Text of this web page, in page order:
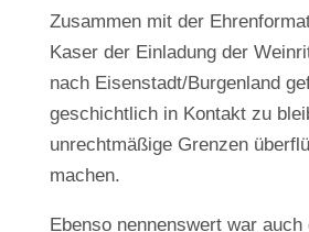
Zusammen mit der
Kaser der Einladung der
nach Eisenstadt/Burgenland
geschichtlich in Kontakt zu
unrechtmäßige Grenzen
machen.
Ebenso nennenswert war